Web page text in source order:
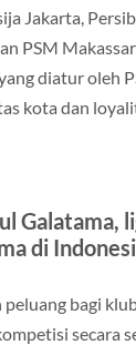
Jakarta,
PSM
diatur oleh
kota dan
Galatama,
di
bagi
secara